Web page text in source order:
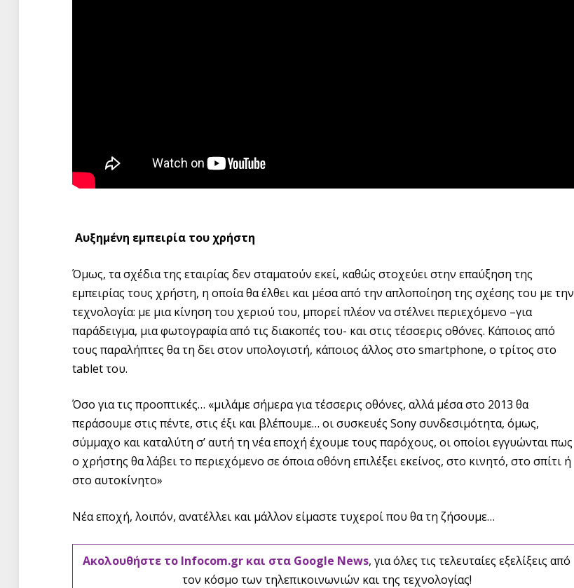
Αυξημένη εμπειρία του χρήστη
Όμως, τα σχέδια της εταιρίας δεν σταματούν εκεί, καθώς στοχεύει στην επαύξηση της
εμπειρίας τους χρήστη, η οποία θα έλθει και μέσα από την απλοποίηση της σχέσης του με την
τεχνολογία: με μια κίνηση του χεριού του, μπορεί πλέον να στέλνει περιεχόμενο –για
παράδειγμα, μια φωτογραφία από τις διακοπές του- και στις τέσσερις οθόνες. Κάποιος από
τους παραλήπτες θα τη δει στον υπολογιστή, κάποιος άλλος στο smartphone, ο τρίτος στο
tablet του.
Όσο για τις προοπτικές… «μιλάμε σήμερα για τέσσερις οθόνες, αλλά μέσα στο 2013 θα
περάσουμε στις πέντε, στις έξι και βλέπουμε… οι συσκευές Sony συνδεσιμότητα, όμως,
σύμμαχο και καταλύτη σ’ αυτή τη νέα εποχή έχουμε τους παρόχους, οι οποίοι εγγυώνται πως
ο χρήστης θα λάβει το περιεχόμενο σε όποια οθόνη επιλέξει εκείνος, στο κινητό, στο σπίτι ή
στο αυτοκίνητο»
Νέα εποχή, λοιπόν, ανατέλλει και μάλλον είμαστε τυχεροί που θα τη ζήσουμε…
Ακολουθήστε το Infocom.gr και στα Google News, για όλες τις τελευταίες εξελίξεις από
τον κόσμο των τηλεπικοινωνιών και της τεχνολογίας!